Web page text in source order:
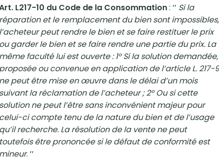
L217-10 du Code de la Consommation: ’’ Si la
et le remplacement du bien sont impossibles,
peut rendre le bien et se faire restituer le prix
garder le bien et se faire rendre une partie du prix. La
faculté lui est ouverte : 1° Si la solution demandée,
ou convenue en application de l’article L. 217-9
peut être mise en œuvre dans le délai d’un mois
la réclamation de l’acheteur ; 2° Ou si cette
ne peut l’être sans inconvénient majeur pour
ci compte tenu de la nature du bien et de l’usage
recherche. La résolution de la vente ne peut
être prononcée si le défaut de conformité est
. ’’